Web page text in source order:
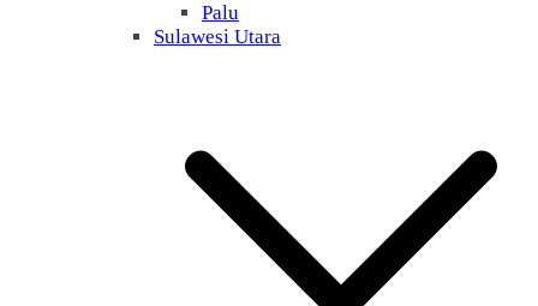
Palu
Sulawesi Utara